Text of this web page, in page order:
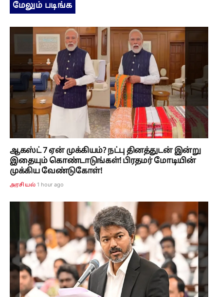
மேலும் படிங்க
ஆகஸ்ட் 7 ஏன் முக்கியம்? நட்பு தினத்துடன் இன்று
இதையும் கொண்டாடுங்கள்! பிரதமர் மோடியின்
முக்கிய வேண்டுகோள்!
அரசியல் 1 hour ago